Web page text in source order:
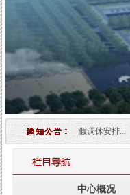
年“五一”劳动节放假调休安排... ·
中心概况